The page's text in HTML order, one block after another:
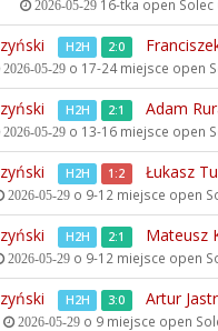
2026-05-2916-tka open Solec
H2H 2:0
2026-05-29 o 17-24 miejsce open
H2H 2:1 Adam
2026-05-29 o 13-16 miejsce open
H2H 1:2 Łukasz
2026-05-29o 9-12 miejsce open
H2H 2:1 Mateusz
2026-05-29o 9-12 miejsce open
H2H 3:0 Artur
2026-05-29o 9 miejsce open